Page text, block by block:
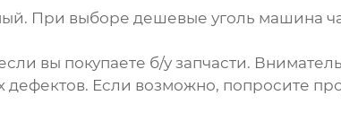
При выборе дешевые уголь машина
вы покупаете б/у запчасти.
Если возможно, попросите